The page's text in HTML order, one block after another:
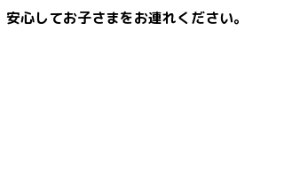
心してお子さまをお連れください。